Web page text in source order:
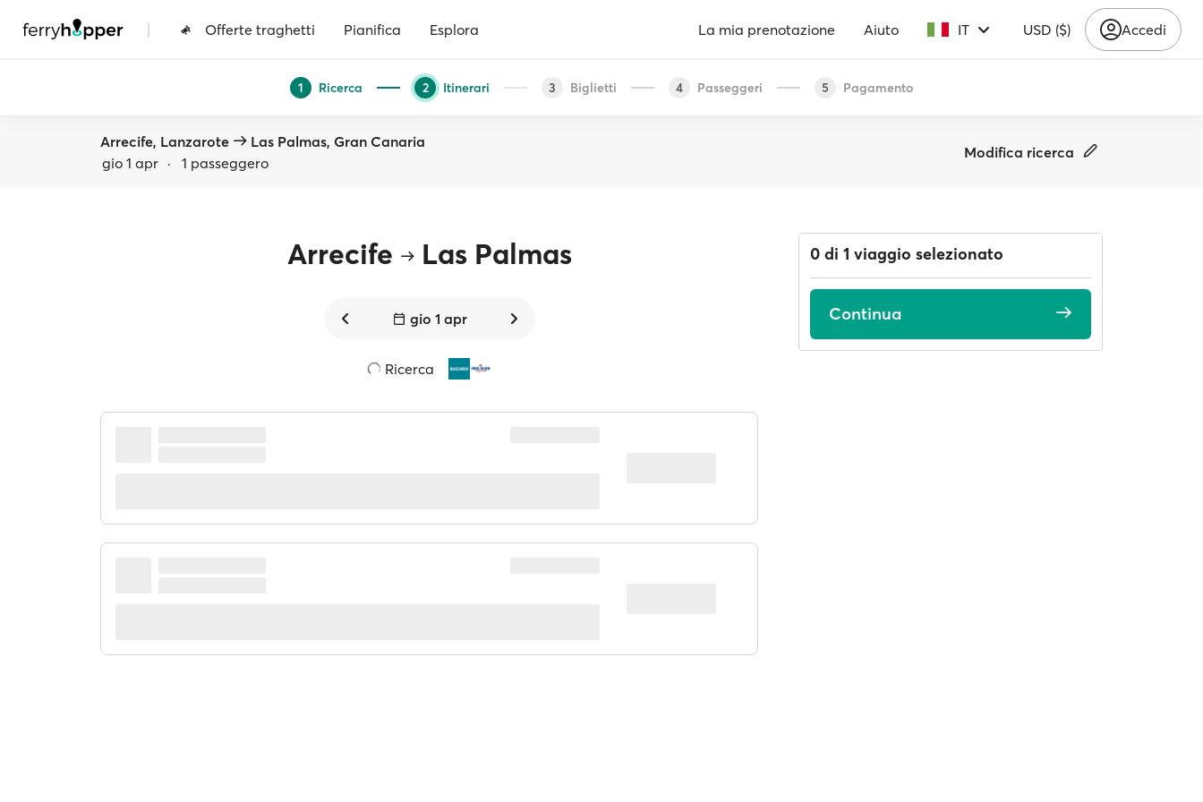
| Offerte traghetti Pianifica Esplora La mia prenotazione Aiuto IT USD ($) Accedi
1 Ricerca 2 Itinerari 3 Biglietti 4 Passeggeri 5 Pagamento
Arrecife, Lanzarote
Las Palmas, Gran Canaria
gio 1 apr · 1 passeggero
Modifica ricerca
Arrecife Las Palmas
gio 1 apr
Ricerca
0 di 1 viaggio selezionato
Continua